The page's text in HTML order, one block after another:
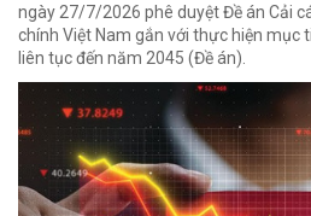
ngày 27/7/2026 phê duyệt Đề án Cải
chính Việt Nam gắn với thực hiện mục
liên tục đến năm 2045 (Đề án).